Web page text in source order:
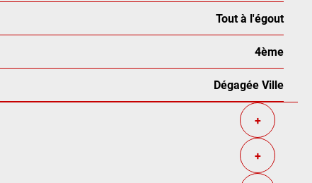
Tout à l'égout
4ème
Dégagée Ville
+
+